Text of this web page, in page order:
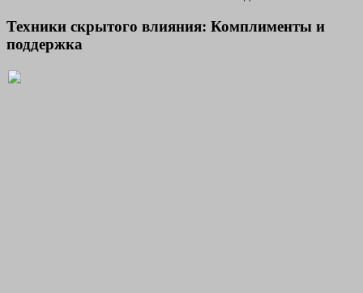
Техники скрытого влияния: Комплименты и
поддержка